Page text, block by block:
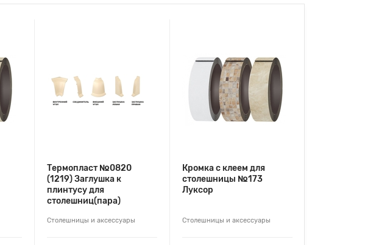
Термопласт №0820
(1219) Заглушка к
плинтусу для
столешниц(пара)
Столешницы и аксессуары
Кромка с клеем для
столешницы №173
Луксор
Столешницы и аксессуары